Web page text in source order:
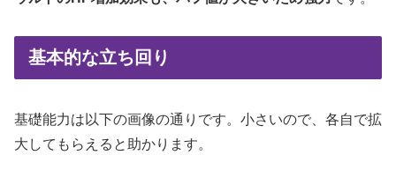
基本的な立ち回り
基礎能力は以下の画像の通りです。小さいので、各自で拡
大してもらえると助かります。